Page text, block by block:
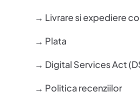
→ Livrare si expediere
→ Plata
→ Digital Services Act
→ Politica recenziilor